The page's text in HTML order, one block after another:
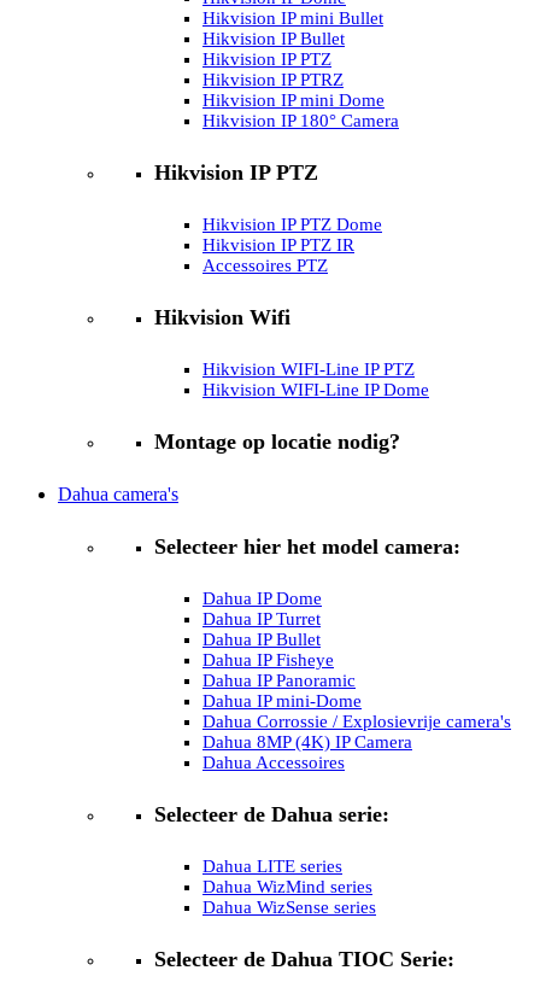
Hikvision IP mini Bullet
Hikvision IP Bullet
Hikvision IP PTZ
Hikvision IP PTRZ
Hikvision IP mini Dome
Hikvision IP 180° Camera
Hikvision IP PTZ
Hikvision IP PTZ Dome
Hikvision IP PTZ IR
Accessoires PTZ
Hikvision Wifi
Hikvision WIFI-Line IP PTZ
Hikvision WIFI-Line IP Dome
Montage op locatie nodig?
Dahua camera's
Selecteer hier het model camera:
Dahua IP Dome
Dahua IP Turret
Dahua IP Bullet
Dahua IP Fisheye
Dahua IP Panoramic
Dahua IP mini-Dome
Dahua Corrossie / Explosievrije camera's
Dahua 8MP (4K) IP Camera
Dahua Accessoires
Selecteer de Dahua serie:
Dahua LITE series
Dahua WizMind series
Dahua WizSense series
Selecteer de Dahua TIOC Serie: